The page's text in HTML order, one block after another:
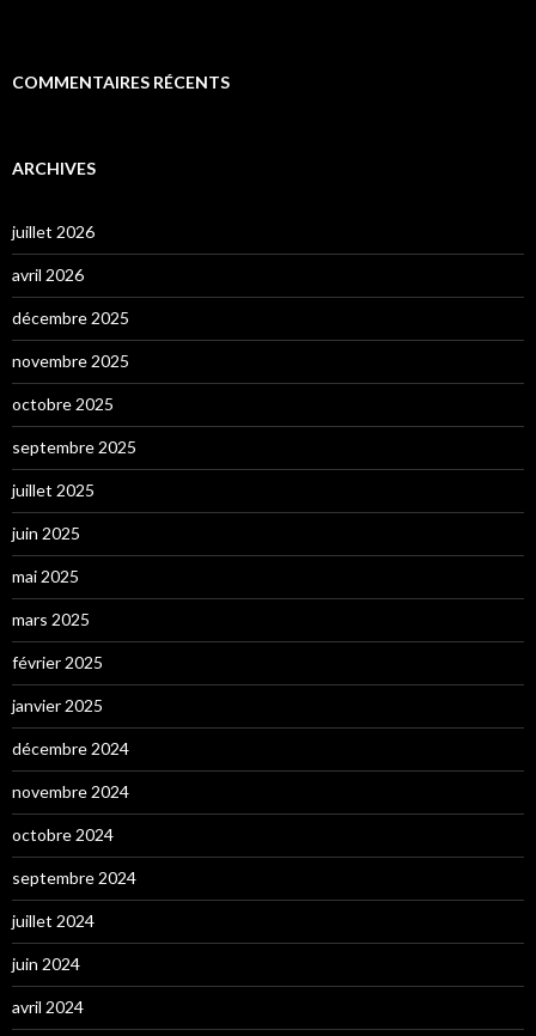
COMMENTAIRES RÉCENTS
ARCHIVES
juillet 2026
avril 2026
décembre 2025
novembre 2025
octobre 2025
septembre 2025
juillet 2025
juin 2025
mai 2025
mars 2025
février 2025
janvier 2025
décembre 2024
novembre 2024
octobre 2024
septembre 2024
juillet 2024
juin 2024
avril 2024